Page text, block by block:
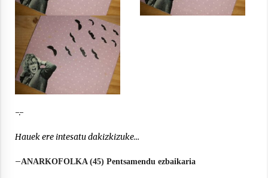
-.-
Hauek ere intesatu dakizkizuke…
–ANARKOFOLKA (45) Pentsamendu ezbaikaria